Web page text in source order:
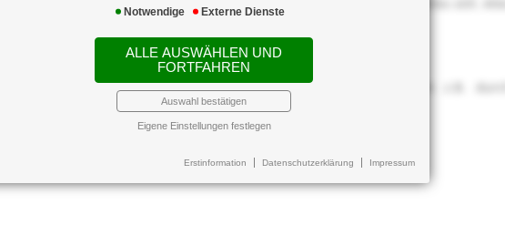
Notwendige Externe Dienste
ALLE AUSWÄHLEN UND
FORTFAHREN
Auswahl bestätigen
Eigene Einstellungen festlegen
Erstinformation Datenschutzerklärung Impressum
vorsorgen.
bei entgangenem Gewinn im vereinbarten Haftungszeitraum z.B.